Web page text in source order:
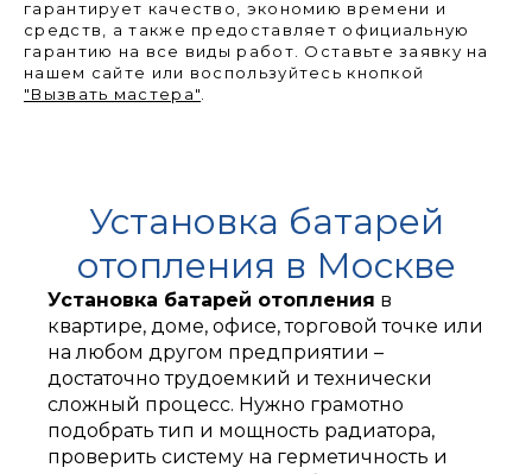
гарантирует качество, экономию времени и
средств, а также предоставляет официальную
гарантию на все виды работ. Оставьте заявку на
нашем сайте или воспользуйтесь кнопкой
"Вызвать мастера"
Установка батарей
отопления в Москве
Установка батарей отопления в
квартире, доме, офисе, торговой точке или
на любом другом предприятии –
достаточно трудоемкий и технически
сложный процесс. Нужно грамотно
подобрать тип и мощность радиатора,
проверить систему на герметичность и